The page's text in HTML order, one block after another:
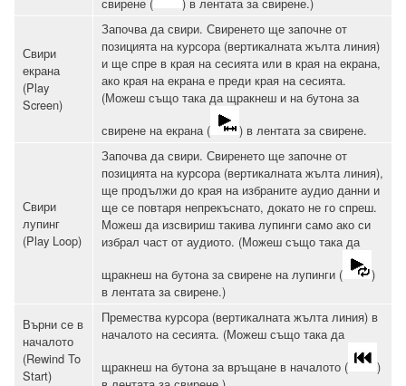
Свири
екрана
(Play
Screen)
Започва да свири. Свиренето ще започне от
позицията на курсора (вертикалната жълта линия)
и ще спре в края на сесията или в края на екрана,
ако края на екрана е преди края на сесията.
(Можеш също така да щракнеш и на бутона за
свирене на екрана (
) в лентата за свирене.
Свири
лупинг
(Play Loop)
Започва да свири. Свиренето ще започне от
позицията на курсора (вертикалната жълта линия),
ще продължи до края на избраните аудио данни и
ще се повтаря непрекъснато, докато не го спреш.
Можеш да изсвириш такива лупинги само ако си
избрал част от аудиото. (Можеш също така да
щракнеш на бутона за свирене на лупинги (
)
в лентата за свирене.)
Върни се в
началото
(Rewind To
Start)
Премества курсора (вертикалната жълта линия) в
началото на сесията. (Можеш също така да
щракнеш на бутона за връщане в началото (
)